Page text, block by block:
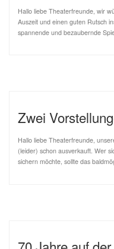
Hallo liebe Theaterfreunde, wir
Auszeit und einen guten Rutsch
spannende und bezaubernde
Zwei
Hallo liebe Theaterfreunde,
(leider) schon ausverkauft. Wer
sichern möchte, sollte das